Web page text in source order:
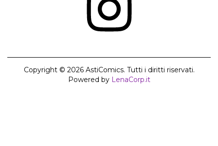
Copyright © 2026 AstiComics. Tutti i diritti riservati.
Powered by LenaCorp.it